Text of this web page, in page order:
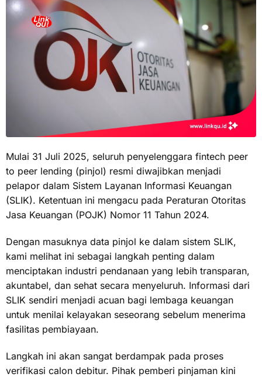
Mulai 31 Juli 2025, seluruh penyelenggara fintech peer
to peer lending (pinjol) resmi diwajibkan menjadi
pelapor dalam Sistem Layanan Informasi Keuangan
(SLIK). Ketentuan ini mengacu pada Peraturan Otoritas
Jasa Keuangan (POJK) Nomor 11 Tahun 2024.
Dengan masuknya data pinjol ke dalam sistem SLIK,
kami melihat ini sebagai langkah penting dalam
menciptakan industri pendanaan yang lebih transparan,
akuntabel, dan sehat secara menyeluruh. Informasi dari
SLIK sendiri menjadi acuan bagi lembaga keuangan
untuk menilai kelayakan seseorang sebelum menerima
fasilitas pembiayaan.
Langkah ini akan sangat berdampak pada proses
verifikasi calon debitur. Pihak pemberi pinjaman kini